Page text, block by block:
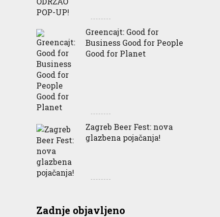
Greencajt: Good for
Business Good for People
Good for Planet
Zagreb Beer Fest: nova
glazbena pojačanja!
Zadnje objavljeno